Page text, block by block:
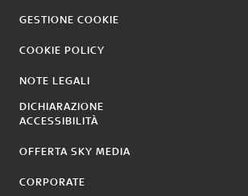
GESTIONE COOKIE
COOKIE POLICY
NOTE LEGALI
DICHIARAZIONE
ACCESSIBILITÀ
OFFERTA SKY MEDIA
CORPORATE